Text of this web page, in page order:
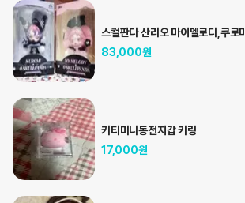
스컬판다 산리오 마이멜로디,쿠로미
83,000원
키티미니동전지갑 키링
17,000원